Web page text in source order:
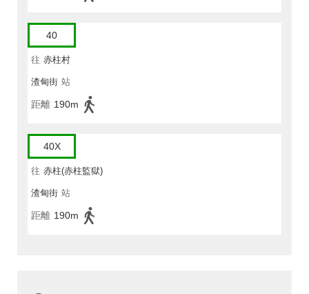
40
往 赤柱村
渣甸街 站
距離 190m
40X
往 赤柱(赤柱監獄)
渣甸街 站
距離 190m